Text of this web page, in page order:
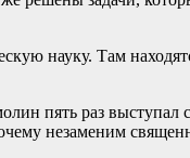
науку. Там
пять раз
незаменим